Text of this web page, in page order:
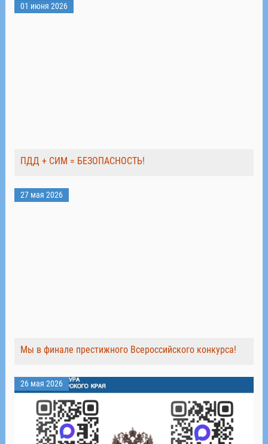
01 июня 2026
ПДД + СИМ = БЕЗОПАСНОСТЬ!
27 мая 2026
Мы в финале престижного Всероссийского конкурса!
26 мая 2026